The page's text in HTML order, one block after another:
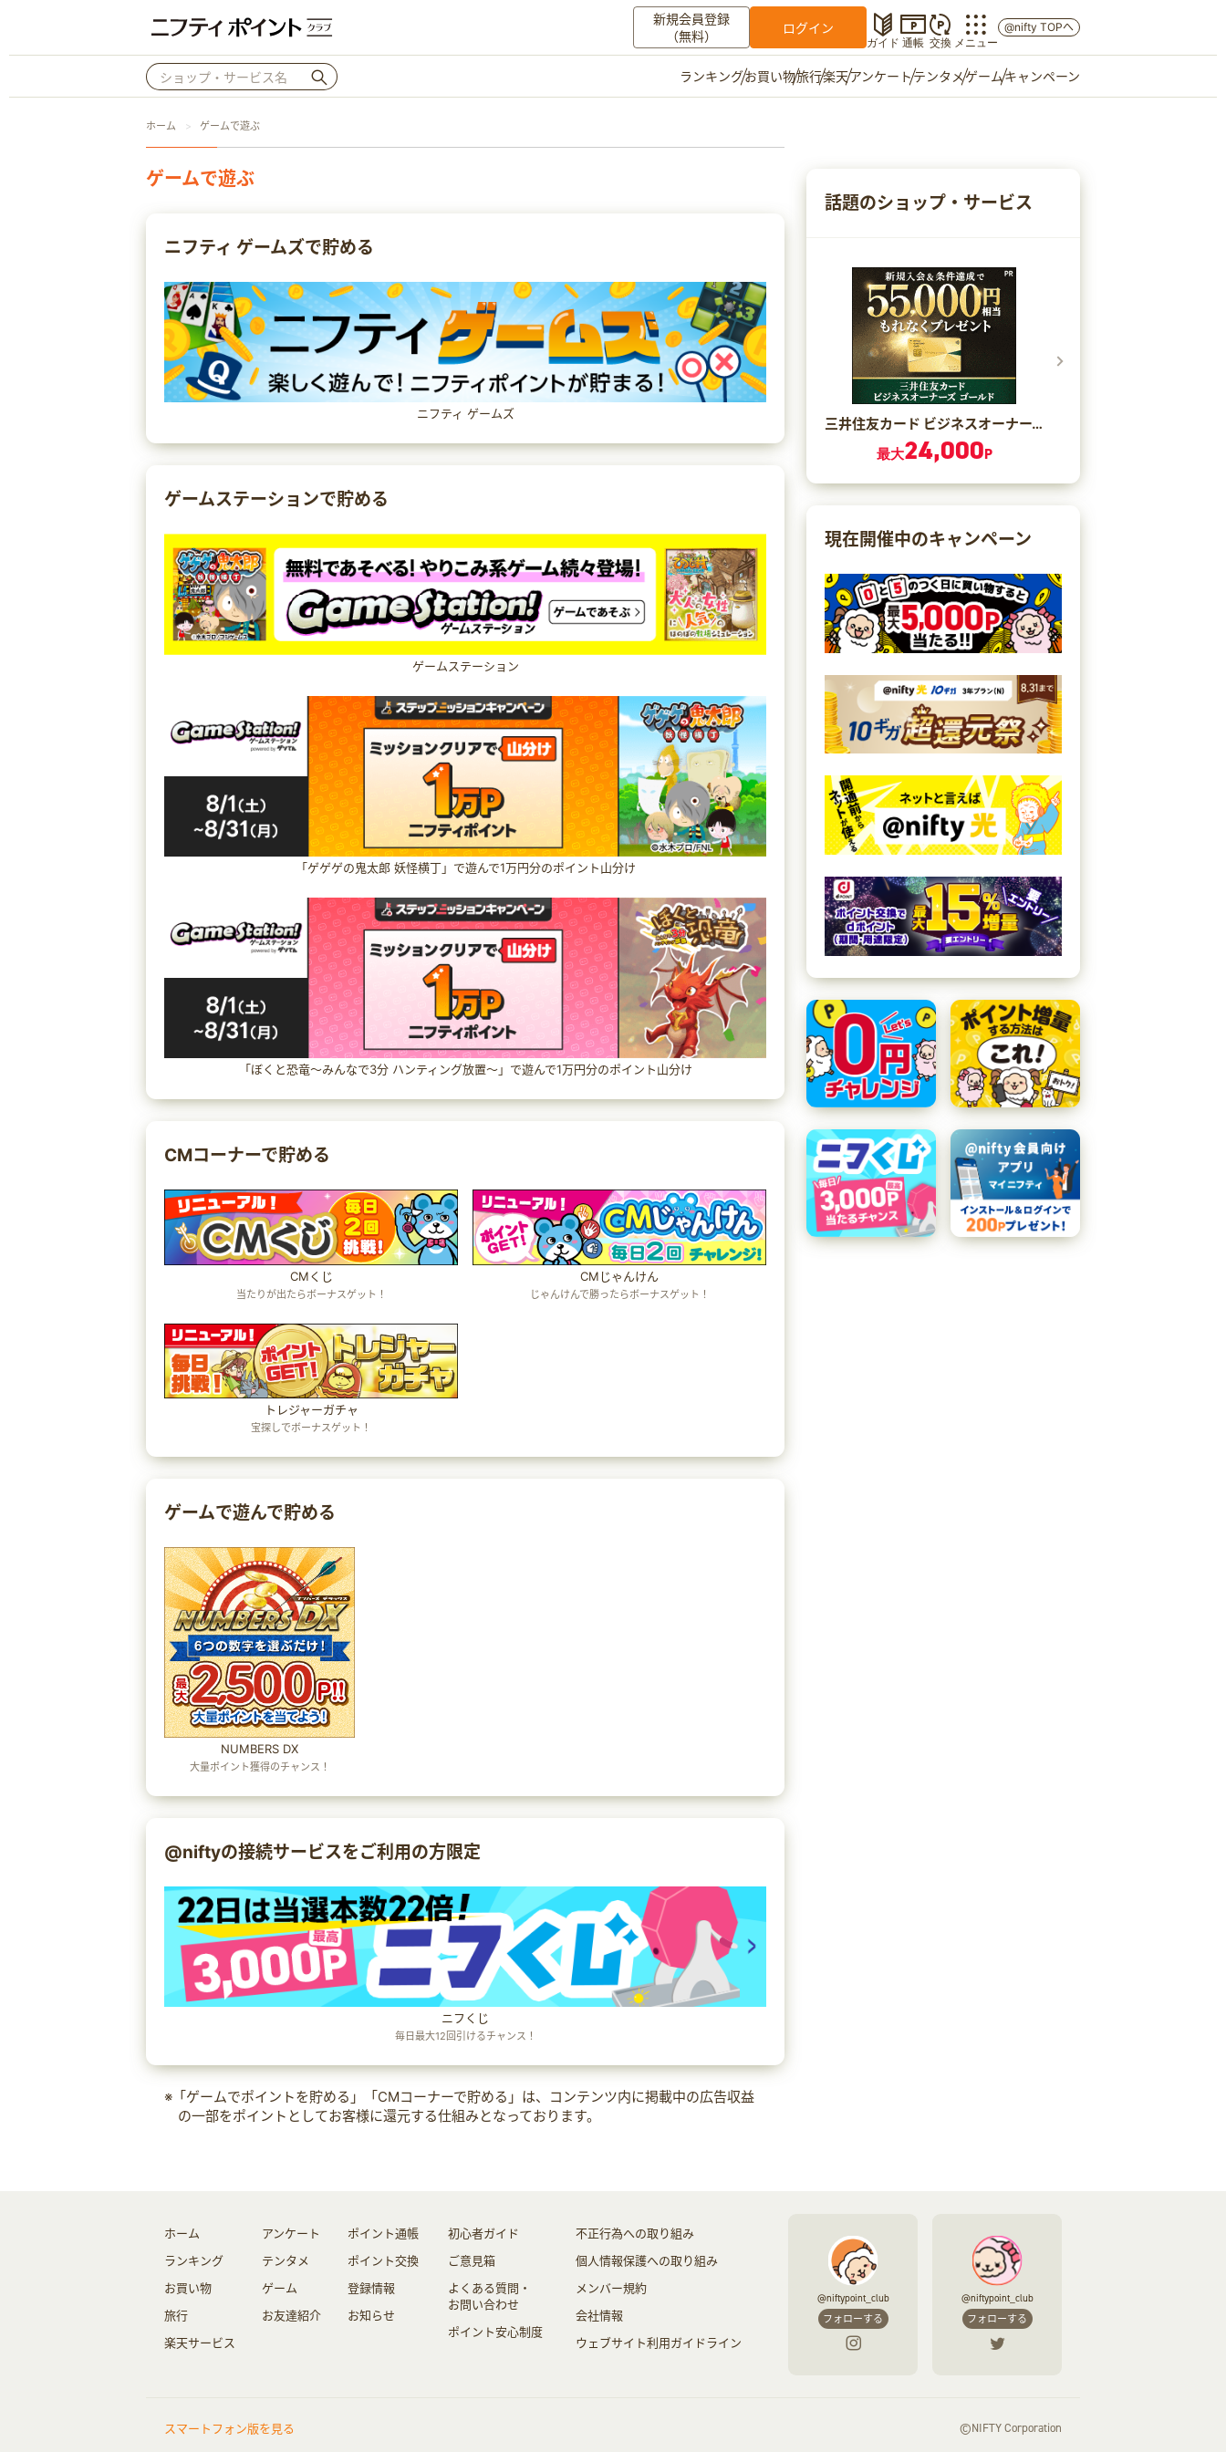
新規会員登録
（無料）
ログイン
ガイド 通帳 交換 メニュー
ポイント通帳 ポイント交換 登録情報
ログイン
@nifty TOPへ
ランキングお買い物旅行楽天アンケートテンタメゲームキャンペーン
ホーム ゲームで遊ぶ
ゲームで遊ぶ
ニフティ ゲームズで貯める
ニフティ ゲームズ
ゲームステーションで貯める
ゲームステーション
「ゲゲゲの鬼太郎 妖怪横丁」で遊んで1万円分のポイント山分け
「ぼくと恐竜〜みんなで3分 ハンティング放置〜」で遊んで1万円分のポイント山分け
CMコーナーで貯める
CMくじ
当たりが出たらボーナスゲット！
CMじゃんけん
じゃんけんで勝ったらボーナスゲット！
トレジャーガチャ
宝探しでボーナスゲット！
ゲームで遊んで貯める
NUMBERS DX
大量ポイント獲得のチャンス！
@niftyの接続サービスをご利用の方限定
ニフくじ
毎日最大12回引けるチャンス！
※「ゲームでポイントを貯める」「CMコーナーで貯める」は、コンテンツ内に掲載中の広告収益
の一部をポイントとしてお客様に還元する仕組みとなっております。
話題のショップ・サービス
三井住友カード ビジネスオーナーズ ゴールド（カード発行）
最大24,000P
現在開催中のキャンペーン
ホーム
ランキング
お買い物
旅行
楽天サービス
アンケート
テンタメ
ゲーム
お友達紹介
ポイント通帳
ポイント交換
登録情報
お知らせ
初心者ガイド
ご意見箱
よくある質問・
お問い合わせ
ポイント安心制度
不正行為への取り組み
個人情報保護への取り組み
メンバー規約
会社情報
ウェブサイト利用ガイドライン
@niftypoint_club
フォローする
@niftypoint_club
フォローする
スマートフォン版を見る ©NIFTY Corporation